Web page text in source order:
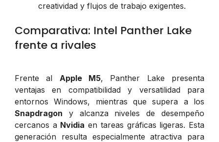
creatividad y flujos de trabajo exigentes.
Comparativa: Intel Panther Lake
frente a rivales
Frente al Apple M5, Panther Lake presenta
ventajas en compatibilidad y versatilidad para
entornos Windows, mientras que supera a los
Snapdragon y alcanza niveles de desempeño
cercanos a Nvidia en tareas gráficas ligeras. Esta
generación resulta especialmente atractiva para